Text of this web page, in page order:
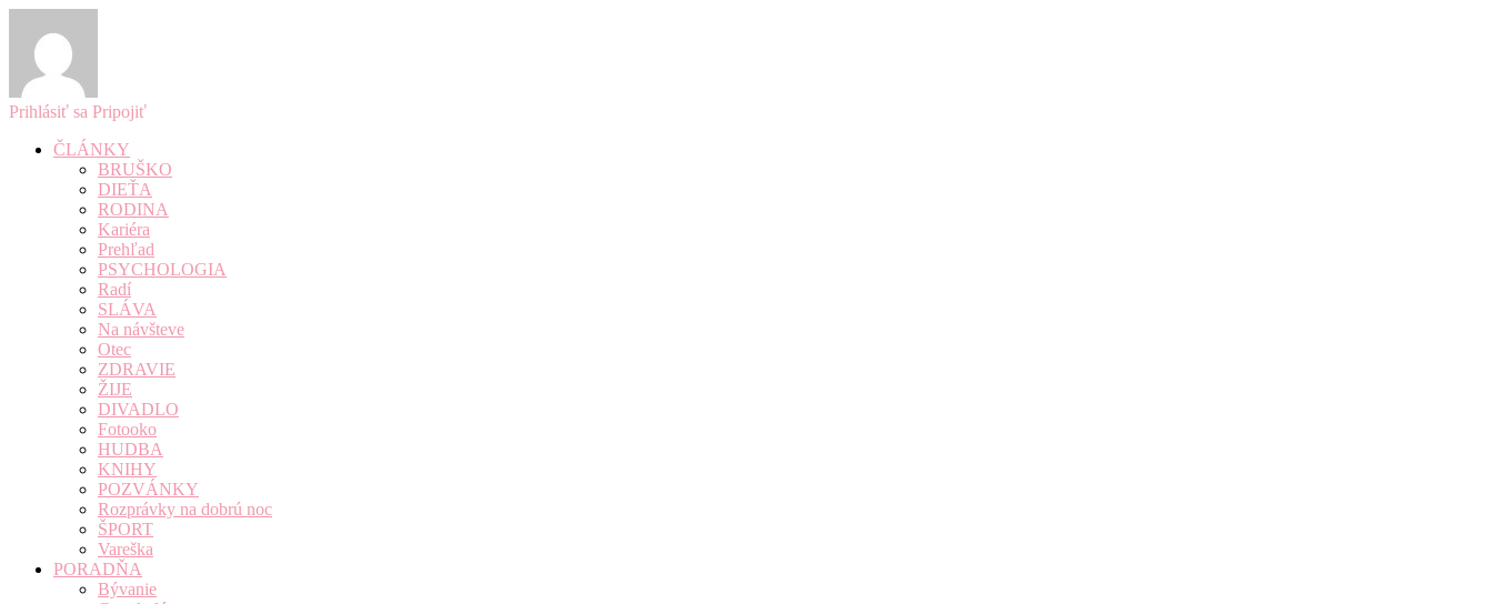
Prihlásiť sa Pripojiť
ČLÁNKY
BRUŠKO
DIEŤA
RODINA
Kariéra
Prehľad
PSYCHOLOGIA
Radí
SLÁVA
Na návšteve
Otec
ZDRAVIE
ŽIJE
DIVADLO
Fotooko
HUDBA
KNIHY
POZVÁNKY
Rozprávky na dobrú noc
ŠPORT
Vareška
PORADŇA
Bývanie